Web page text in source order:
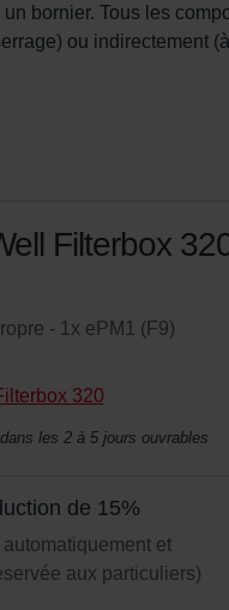
bornier. Tous les
ou indirectement
Filterbox
- 1x ePM1 (F9)
320
les 2 à 5 jours ouvrables
de 15%
et
aux particuliers)